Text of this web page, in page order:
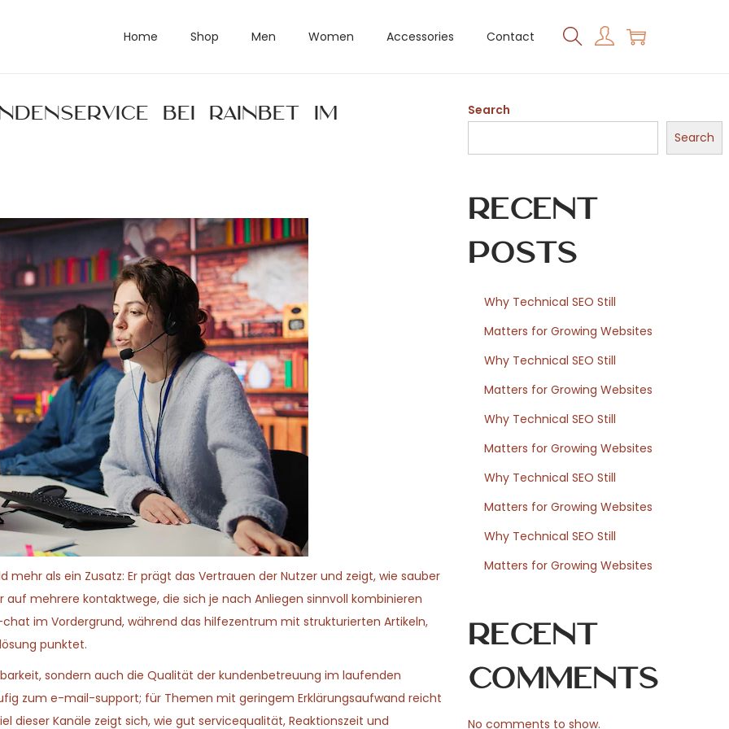
Home Shop Men Women Accessories Contact
bei Rainbet im
als ein Zusatz: Er prägt das Vertrauen der Nutzer und zeigt, wie sauber
auf mehrere kontaktwege, die sich je nach Anliegen sinnvoll kombinieren
im Vordergrund, während das hilfezentrum mit strukturierten Artikeln,
punktet.
sondern auch die Qualität der kundenbetreuung im laufenden
zum e-mail-support; für Themen mit geringem Erklärungsaufwand reicht
dieser Kanäle zeigt sich, wie gut servicequalität, Reaktionszeit und
Search
Search
Recent
Posts
Why Technical SEO Still
Matters for Growing Websites
Why Technical SEO Still
Matters for Growing Websites
Why Technical SEO Still
Matters for Growing Websites
Why Technical SEO Still
Matters for Growing Websites
Why Technical SEO Still
Matters for Growing Websites
Recent
Comments
No comments to show.